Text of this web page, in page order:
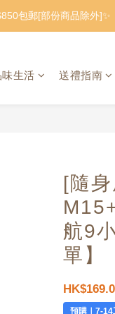
包郵[部份商品除外]✨
味生活 送禮指南
[隨
航9
單】
預購｜7-14